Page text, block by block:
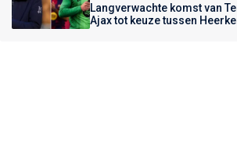
Langverwachte komst van
Ajax tot keuze tussen